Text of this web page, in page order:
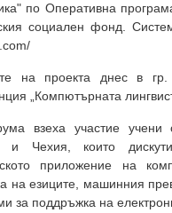
по Оперативна
социален фонд.
на проекта днес в
„Компютърната
взеха участие учени
и Чехия, които
приложение на
на езиците, машинния
за поддръжка на